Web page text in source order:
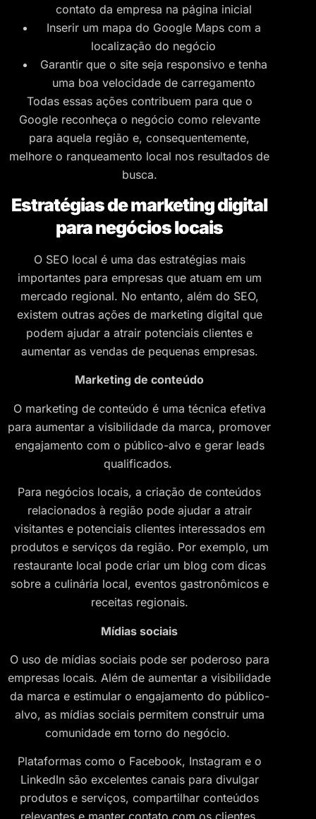
contato da empresa na página inicial
Inserir um mapa do Google Maps com a
localização do negócio
Garantir que o site seja responsivo e tenha
uma boa velocidade de carregamento
Todas essas ações contribuem para que o
Google reconheça o negócio como relevante
para aquela região e, consequentemente,
melhore o ranqueamento local nos resultados de
busca.
Estratégias de marketing digital
para negócios locais
O SEO local é uma das estratégias mais
importantes para empresas que atuam em um
mercado regional. No entanto, além do SEO,
existem outras ações de marketing digital que
podem ajudar a atrair potenciais clientes e
aumentar as vendas de pequenas empresas.
Marketing de conteúdo
O marketing de conteúdo é uma técnica efetiva
para aumentar a visibilidade da marca, promover
engajamento com o público-alvo e gerar leads
qualificados.
Para negócios locais, a criação de conteúdos
relacionados à região pode ajudar a atrair
visitantes e potenciais clientes interessados em
produtos e serviços da região. Por exemplo, um
restaurante local pode criar um blog com dicas
sobre a culinária local, eventos gastronômicos e
receitas regionais.
Mídias sociais
O uso de mídias sociais pode ser poderoso para
empresas locais. Além de aumentar a visibilidade
da marca e estimular o engajamento do público-
alvo, as mídias sociais permitem construir uma
comunidade em torno do negócio.
Plataformas como o Facebook, Instagram e o
LinkedIn são excelentes canais para divulgar
produtos e serviços, compartilhar conteúdos